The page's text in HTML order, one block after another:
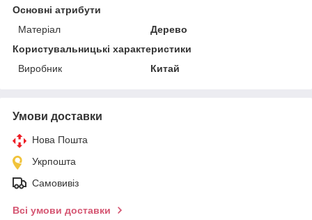
Основні атрибути
Матеріал
Дерево
Користувальницькі характеристики
Виробник
Китай
Умови доставки
Нова Пошта
Укрпошта
Самовивіз
Всі умови доставки